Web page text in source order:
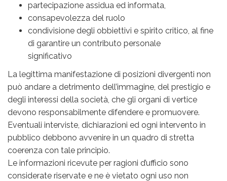
partecipazione assidua ed informata,
consapevolezza del ruolo
condivisione degli obbiettivi e spirito critico, al fine
di garantire un contributo personale
significativo
La legittima manifestazione di posizioni divergenti non
può andare a detrimento dell’immagine, del prestigio e
degli interessi della società, che gli organi di vertice
devono responsabilmente difendere e promuovere.
Eventuali interviste, dichiarazioni ed ogni intervento in
pubblico debbono avvenire in un quadro di stretta
coerenza con tale principio.
Le informazioni ricevute per ragioni d’ufficio sono
considerate riservate e ne è vietato ogni uso non